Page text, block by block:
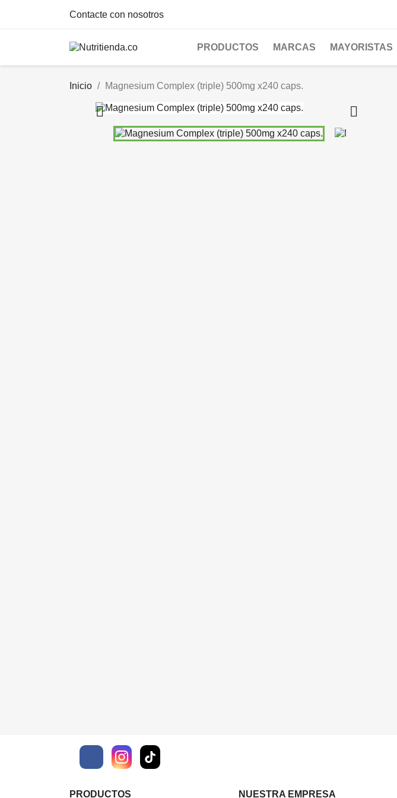
Contacte con nosotros
PRODUCTOS MARCAS MAYORISTAS
Inicio Magnesium Complex (triple) 500mg x240 caps.
 
Facebook
PRODUCTOS NUESTRA EMPRESA